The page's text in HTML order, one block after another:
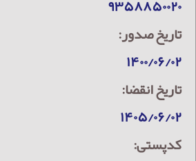
۹۳۵۸۸۵۰۰۲۰
تاریخ صدور:
۱۴۰۰/۰۶/۰۲
تاریخ انقضا:
۱۴۰۵/۰۶/۰۲
کدپستی: